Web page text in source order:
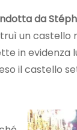
da
un castello
in evidenza
il castello